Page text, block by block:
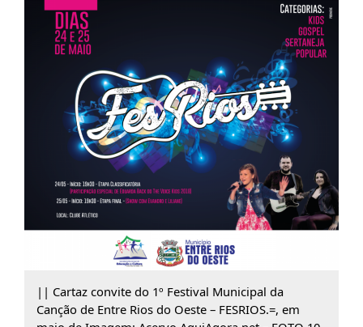
|| Cartaz convite do 1º Festival Municipal da
Canção de Entre Rios do Oeste – FESRIOS.=, em